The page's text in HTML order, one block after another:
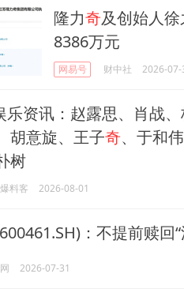
隆力奇及创始人
8386万元
网易号 财中社 2026-07-
乐资讯：赵露思、肖战
胡意旋、王子奇、于和
树
料客 2026-08-01
：不提前赎回
2026-07-31